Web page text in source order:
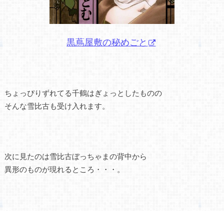
黒蔦屋敷の秘めごと
ちょっぴりずれてる千鶴はぎょっとしたものの
そんな雪比古も受け入れます。
次に見たのは雪比古ぼっちゃまの背中から
異形のものが現れるところ・・・。